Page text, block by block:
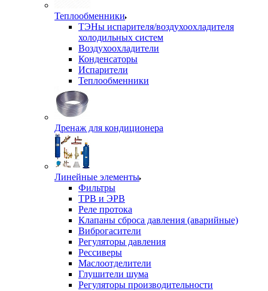
Теплообменники
ТЭНы испарителя/воздухоохладителя
холодильных систем
Воздухоохладители
Конденсаторы
Испарители
Теплообменники
Дренаж для кондиционера
Линейные элементы
Фильтры
ТРВ и ЭРВ
Реле протока
Клапаны сброса давления (аварийные)
Виброгасители
Регуляторы давления
Рессиверы
Маслоотделители
Глушители шума
Регуляторы производительности